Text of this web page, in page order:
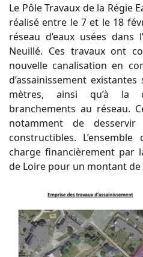
Le Pôle Travaux de la Régie
réalisé entre le 7 et le 18
réseau d’eaux usées dans
Neuillé. Ces travaux ont
nouvelle canalisation en
d’assainissement
mètres, ainsi qu’à la
branchements au réseau.
notamment de
constructibles.
charge financièrement par
de Loire pour un montant de